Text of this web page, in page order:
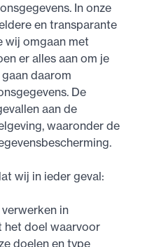
In onze
en transparante
wij omgaan met
er alles aan om je
daarom
De
aan de
waaronder de
wij in ieder geval:
in
het doel waarvoor
doelen en type